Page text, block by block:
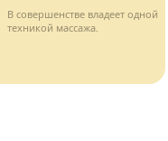
В совершенстве владеет одной
техникой массажа.